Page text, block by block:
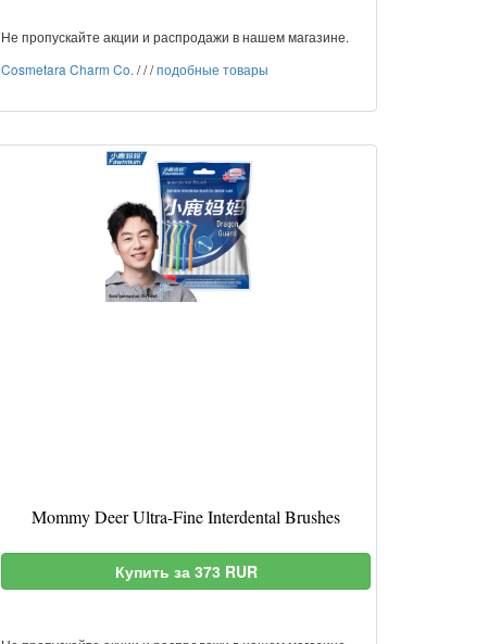
Не пропускайте акции и распродажи в нашем магазине.
Cosmetara Charm Co. ///подобные товары
Mommy Deer Ultra-Fine Interdental Brushes
Купить за 373 RUR